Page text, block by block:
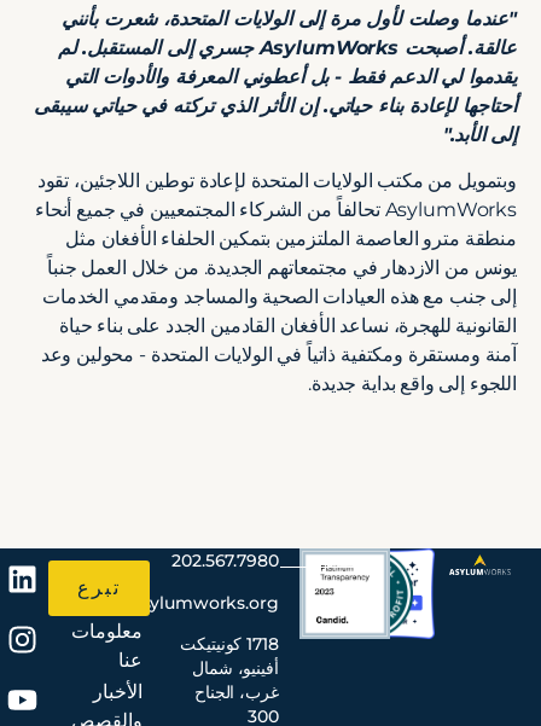
"عندما وصلت لأول مرة إلى الولايات المتحدة، شعرت بأنني
عالقة. أصبحت AsylumWorks جسري إلى المستقبل. لم
يقدموا لي الدعم فقط - بل أعطوني المعرفة والأدوات التي
أحتاجها لإعادة بناء حياتي. إن الأثر الذي تركته في حياتي سيبقى
إلى الأبد."
وبتمويل من مكتب الولايات المتحدة لإعادة توطين اللاجئين، تقود
AsylumWorks تحالفاً من الشركاء المجتمعيين في جميع أنحاء
منطقة مترو العاصمة الملتزمين بتمكين الحلفاء الأفغان مثل
يونس من الازدهار في مجتمعاتهم الجديدة. من خلال العمل جنباً
إلى جنب مع هذه العيادات الصحية والمساجد ومقدمي الخدمات
القانونية للهجرة، نساعد الأفغان القادمين الجدد على بناء حياة
آمنة ومستقرة ومكتفية ذاتياً في الولايات المتحدة - محولين وعد
اللجوء إلى واقع بداية جديدة.
202.567.7980
info@asylumworks.org
1718 كونيتيكت
أفينيو، شمال
غرب، الجناح
300
تبرع
معلومات
عنا
الأخبار
والقصص